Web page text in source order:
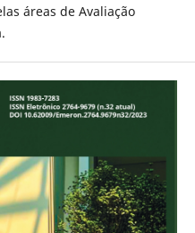
áreas de Avaliação